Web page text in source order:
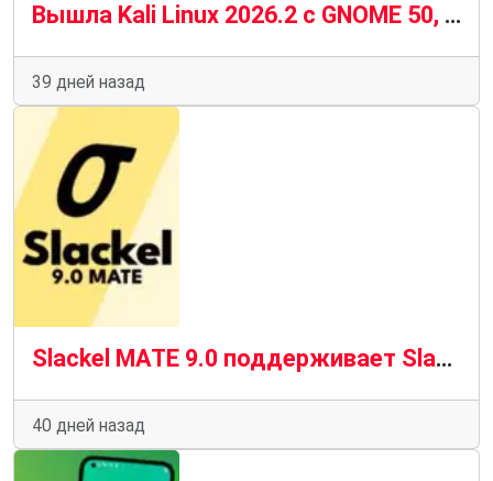
Вышла Kali Linux 2026.2 с GNOME 50, KDE Plasma 6.6 и ядром 6.19
39 дней назад
Slackel MATE 9.0 поддерживает Slackware Current для 32-разрядных систем
40 дней назад